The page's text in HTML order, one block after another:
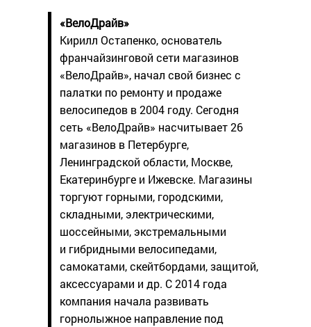
«ВелоДрайв»
Кирилл Остапенко, основатель
франчайзинговой сети магазинов
«ВелоДрайв», начал свой бизнес с
палатки по ремонту и продаже
велосипедов в 2004 году. Сегодня
сеть «ВелоДрайв» насчитывает 26
магазинов в Петербурге,
Ленинградской области, Москве,
Екатеринбурге и Ижевске. Магазины
торгуют горными, городскими,
складными, электрическими,
шоссейными, экстремальными
и гибридными велосипедами,
самокатами, скейтбордами, защитой,
аксессуарами и др. С 2014 года
компания начала развивать
горнолыжное направление под